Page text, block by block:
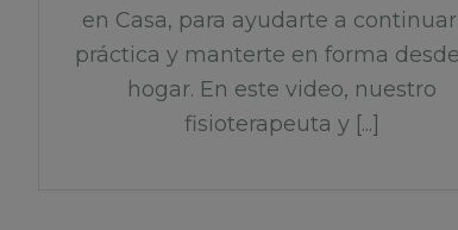
en Casa, para ayudarte a
práctica y manterte en forma
hogar. En este video, nuestro
fisioterapeuta y [...]